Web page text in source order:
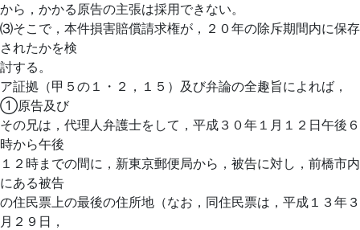
から，かかる原告の主張は採用できない。
⑶そこで，本件損害賠償請求権が，２０年の除斥期間内に保存
されたかを検
討する。
ア証拠（甲５の１・２，１５）及び弁論の全趣旨によれば，
①原告及び
その兄は，代理人弁護士をして，平成３０年１月１２日午後６
時から午後
１２時までの間に，新東京郵便局から，被告に対し，前橋市内
にある被告
の住民票上の最後の住所地（なお，同住民票は，平成１３年３
月２９日，